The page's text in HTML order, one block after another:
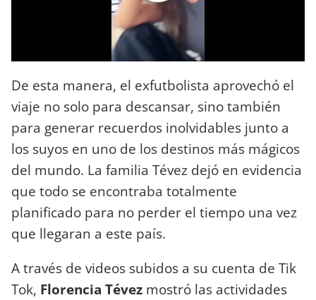
De esta manera, el exfutbolista aprovechó el
viaje no solo para descansar, sino también
para generar recuerdos inolvidables junto a
los suyos en uno de los destinos más mágicos
del mundo. La familia Tévez dejó en evidencia
que todo se encontraba totalmente
planificado para no perder el tiempo una vez
que llegaran a este país.
A través de videos subidos a su cuenta de Tik
Tok, Florencia Tévez mostró las actividades